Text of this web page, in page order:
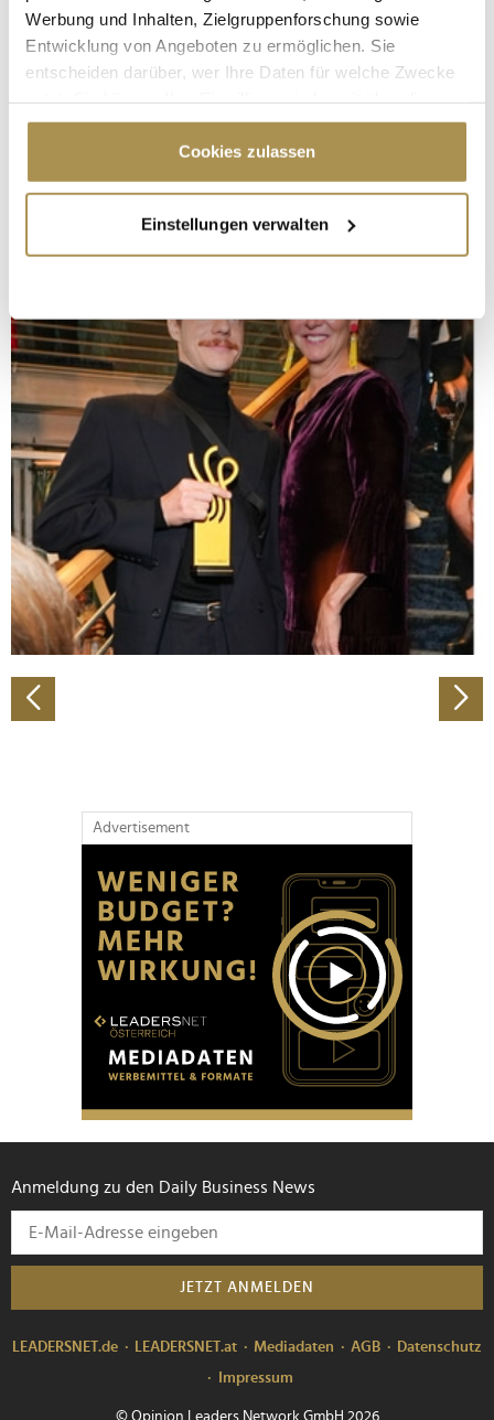
Werbung und Inhalten, Zielgruppenforschung sowie
Entwicklung von Angeboten zu ermöglichen. Sie
entscheiden darüber, wer Ihre Daten für welche Zwecke
Cookie-Erklärung oder durch Klicken auf das Privacy
Trigger Symbol ändern oder widerrufen
Informationen über Ihre geografische Lage
erfassen, welche bis auf einige Meter genau sein
bestimmten Merkmalen (Fingerprinting) identifizieren
Erfahren Sie mehr darüber, wie Ihre persönlichen Daten
verarbeitet werden, und legen Sie Ihre Präferenzen im
Abschnitt Einzelheiten
fest.
Wir verwenden Cookies, um Inhalte und Anzeigen zu
personalisieren, Funktionen für soziale Medien anbieten
zu können und die Zugriffe auf unsere Website zu
analysieren. Außerdem geben wir Informationen zu Ihrer
Verwendung unserer Website an unsere Partner für
soziale Medien, Werbung und Analysen weiter. Unsere
Partner führen diese Informationen möglicherweise mit
haben oder die sie im Rahmen Ihrer Nutzung der Dienste
gesammelt haben.
Cookies zulassen
Einstellungen verwalten
Advertisement
Anmeldung zu den Daily Business News
JETZT ANMELDEN
LEADERSNET.de LEADERSNET.at Mediadaten AGB
Datenschutz
Impressum